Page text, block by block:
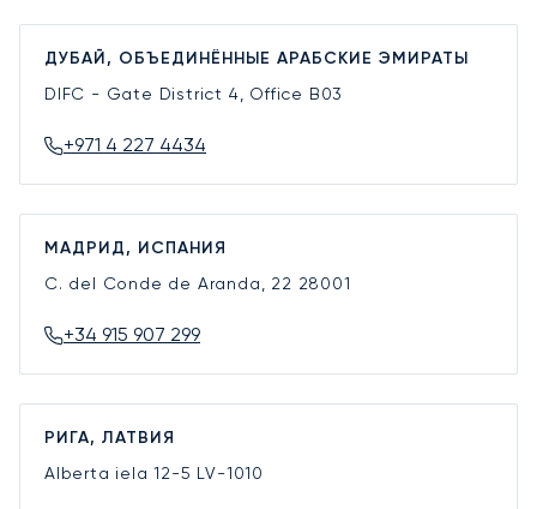
ДУБАЙ, ОБЪЕДИНЁННЫЕ АРАБСКИЕ ЭМИРАТЫ
DIFC - Gate District 4, Office B03
+971 4 227 4434
МАДРИД, ИСПАНИЯ
C. del Conde de Aranda, 22 28001
+34 915 907 299
РИГА, ЛАТВИЯ
Alberta iela 12-5 LV-1010